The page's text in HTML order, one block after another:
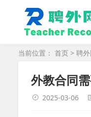
当前位置： 首页 > 聘
外教合同
2025-03-06